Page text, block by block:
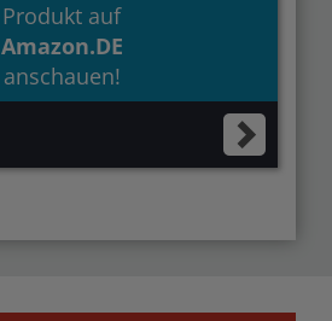
Produkt auf
Amazon.DE
anschauen!